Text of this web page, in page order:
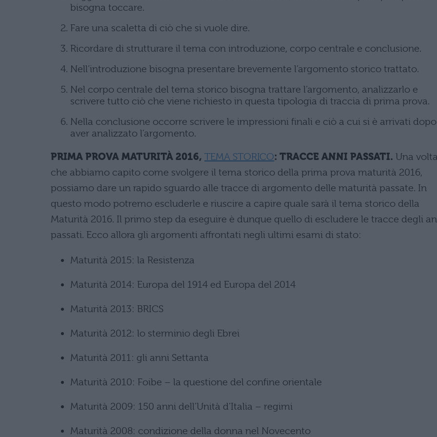
bisogna toccare.
Fare una scaletta di ciò che si vuole dire.
Ricordare di strutturare il tema con introduzione, corpo centrale e conclusione.
Nell’introduzione bisogna presentare brevemente l’argomento storico trattato.
Nel corpo centrale del tema storico bisogna trattare l’argomento, analizzarlo e
scrivere tutto ciò che viene richiesto in questa tipologia di traccia di prima prova.
Nella conclusione occorre scrivere le impressioni finali e ciò a cui si è arrivati dopo
aver analizzato l’argomento.
PRIMA PROVA MATURITÀ 2016, TEMA STORICO: TRACCE ANNI PASSATI. Una
che abbiamo capito come svolgere il tema storico della prima prova maturità 2016,
possiamo dare un rapido sguardo alle tracce di argomento delle maturità passate. In
questo modo potremo escluderle e riuscire a capire quale sarà il tema storico della
Maturità 2016. Il primo step da eseguire è dunque quello di escludere le tracce degli
passati. Ecco allora gli argomenti affrontati negli ultimi esami di stato:
Maturità 2015: la Resistenza
Maturità 2014: Europa del 1914 ed Europa del 2014
Maturità 2013: BRICS
Maturità 2012: lo sterminio degli Ebrei
Maturità 2011: gli anni Settanta
Maturità 2010: Foibe – la questione del confine orientale
Maturità 2009: 150 anni dell’Unità d’Italia – regimi
Maturità 2008: condizione della donna nel Novecento